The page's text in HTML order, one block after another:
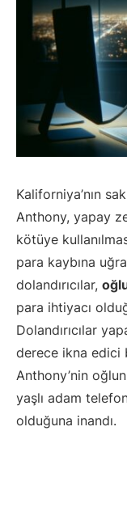
Kaliforniya’nın
Anthony, yapay
kötüye
para kaybına
dolandırıcılar,
para ihtiyacı
Dolandırıcılar
derece ikna edici
Anthony’nin
yaşlı adam
olduğuna inandı.